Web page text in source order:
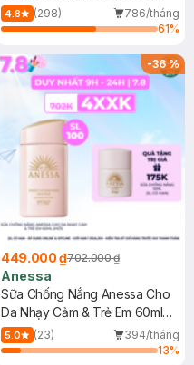
4.8 (298)
786/tháng
61%
-36%
449.000 ₫702.000 ₫
Anessa
Sữa Chống Nắng Anessa Cho
Da Nhạy Cảm & Trẻ Em 60ml
(Mới)
5.0 (23)
394/tháng
13%